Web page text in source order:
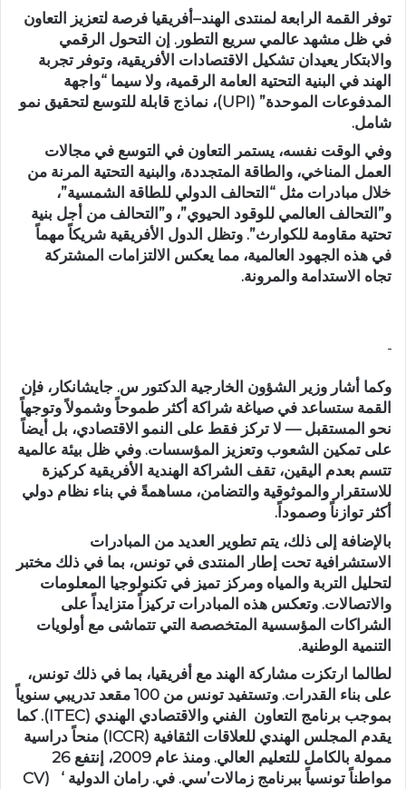
توفر القمة الرابعة لمنتدى الهند–أفريقيا فرصة لتعزيز التعاون
في ظل مشهد عالمي سريع التطور. إن التحول الرقمي
والابتكار يعيدان تشكيل الاقتصادات الأفريقية، وتوفر تجربة
الهند في البنية التحتية العامة الرقمية، ولا سيما “واجهة
المدفوعات الموحدة” (UPI)، نماذج قابلة للتوسع لتحقيق نمو
شامل.
وفي الوقت نفسه، يستمر التعاون في التوسع في مجالات
العمل المناخي، والطاقة المتجددة، والبنية التحتية المرنة من
خلال مبادرات مثل “التحالف الدولي للطاقة الشمسية”،
و”التحالف العالمي للوقود الحيوي”، و”التحالف من أجل بنية
تحتية مقاومة للكوارث”. وتظل الدول الأفريقية شريكاً مهماً
في هذه الجهود العالمية، مما يعكس الالتزامات المشتركة
تجاه الاستدامة والمرونة.
وكما أشار وزير الشؤون الخارجية الدكتور س. جايشانكار، فإن
القمة ستساعد في صياغة شراكة أكثر طموحاً وشمولاً وتوجهاً
نحو المستقبل — لا تركز فقط على النمو الاقتصادي، بل أيضاً
على تمكين الشعوب وتعزيز المؤسسات. وفي ظل بيئة عالمية
تتسم بعدم اليقين، تقف الشراكة الهندية الأفريقية كركيزة
للاستقرار والموثوقية والتضامن، مساهمةً في بناء نظام دولي
أكثر توازناً وصموداً.
بالإضافة إلى ذلك، يتم تطوير العديد من المبادرات
الاستشرافية تحت إطار المنتدى في تونس، بما في ذلك مختبر
لتحليل التربة والمياه ومركز تميز في تكنولوجيا المعلومات
والاتصالات. وتعكس هذه المبادرات تركيزاً متزايداً على
الشراكات المؤسسية المتخصصة التي تتماشى مع أولويات
التنمية الوطنية.
لطالما ارتكزت مشاركة الهند مع أفريقيا، بما في ذلك تونس،
على بناء القدرات. وتستفيد تونس من 100 مقعد تدريبي سنوياً
بموجب برنامج التعاون الفني والاقتصادي الهندي (ITEC). كما
يقدم المجلس الهندي للعلاقات الثقافية (ICCR) منحاً دراسية
ممولة بالكامل للتعليم العالي. ومنذ عام 2009، إنتفع 26
مواطناً تونسياً ببرنامج زمالات’سي. في. رامان الدولية ‘ (CV